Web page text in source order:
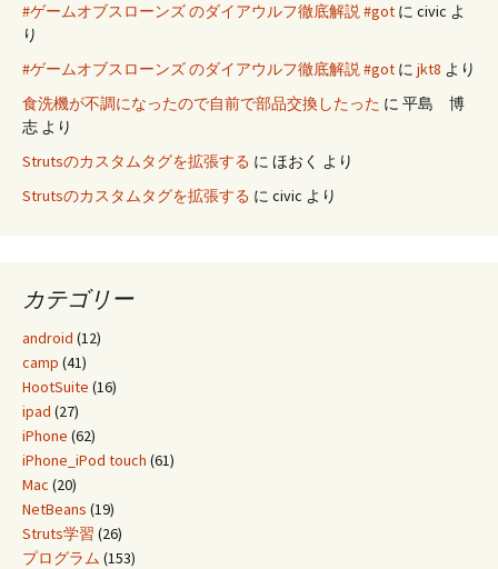
#ゲームオブスローンズ のダイアウルフ徹底解説 #got に civic よ
り
#ゲームオブスローンズ のダイアウルフ徹底解説 #got に jkt8 より
食洗機が不調になったので自前で部品交換したった に 平島 博
志 より
Strutsのカスタムタグを拡張する に ほおく より
Strutsのカスタムタグを拡張する に civic より
カテゴリー
android (12)
camp (41)
HootSuite (16)
ipad (27)
iPhone (62)
iPhone_iPod touch (61)
Mac (20)
NetBeans (19)
Struts学習 (26)
プログラム (153)